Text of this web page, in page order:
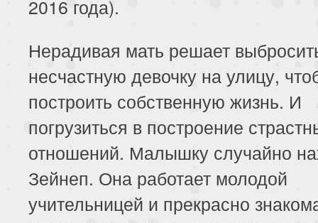
2016 года).
Нерадивая мать решает
несчастную девочку на улицу,
построить собственную жизнь. И
погрузиться в построение
отношений. Малышку случайно
Зейнеп. Она работает молодой
учительницей и прекрасно